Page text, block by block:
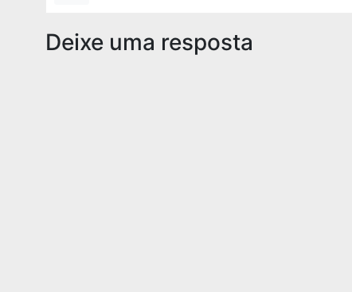
Deixe uma resposta